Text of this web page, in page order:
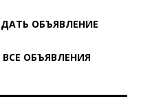
ДАТЬ ОБЪЯВЛЕНИЕ
ВСЕ ОБЪЯВЛЕНИЯ